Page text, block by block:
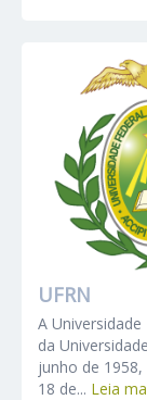
UFRN
A
da
junho de
18 de... Leia